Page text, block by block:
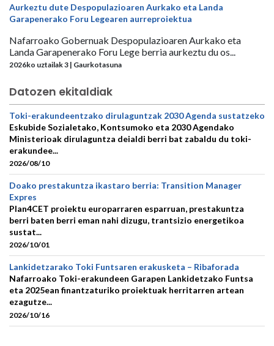
Aurkeztu dute Despopulazioaren Aurkako eta Landa
Garapenerako Foru Legearen aurreproiektua
Nafarroako Gobernuak Despopulazioaren Aurkako eta
Landa Garapenerako Foru Lege berria aurkeztu du os...
2026ko uztailak 3 | Gaurkotasuna
Datozen ekitaldiak
Toki-erakundeentzako dirulaguntzak 2030 Agenda sustatzeko
Eskubide Sozialetako, Kontsumoko eta 2030 Agendako
Ministerioak dirulaguntza deialdi berri bat zabaldu du toki-
erakundee...
2026/08/10
Doako prestakuntza ikastaro berria: Transition Manager
Expres
Plan4CET proiektu europarraren esparruan, prestakuntza
berri baten berri eman nahi dizugu, trantsizio energetikoa
sustat...
2026/10/01
Lankidetzarako Toki Funtsaren erakusketa – Ribaforada
Nafarroako Toki-erakundeen Garapen Lankidetzako Funtsa
eta 2025ean finantzaturiko proiektuak herritarren artean
ezagutze...
2026/10/16